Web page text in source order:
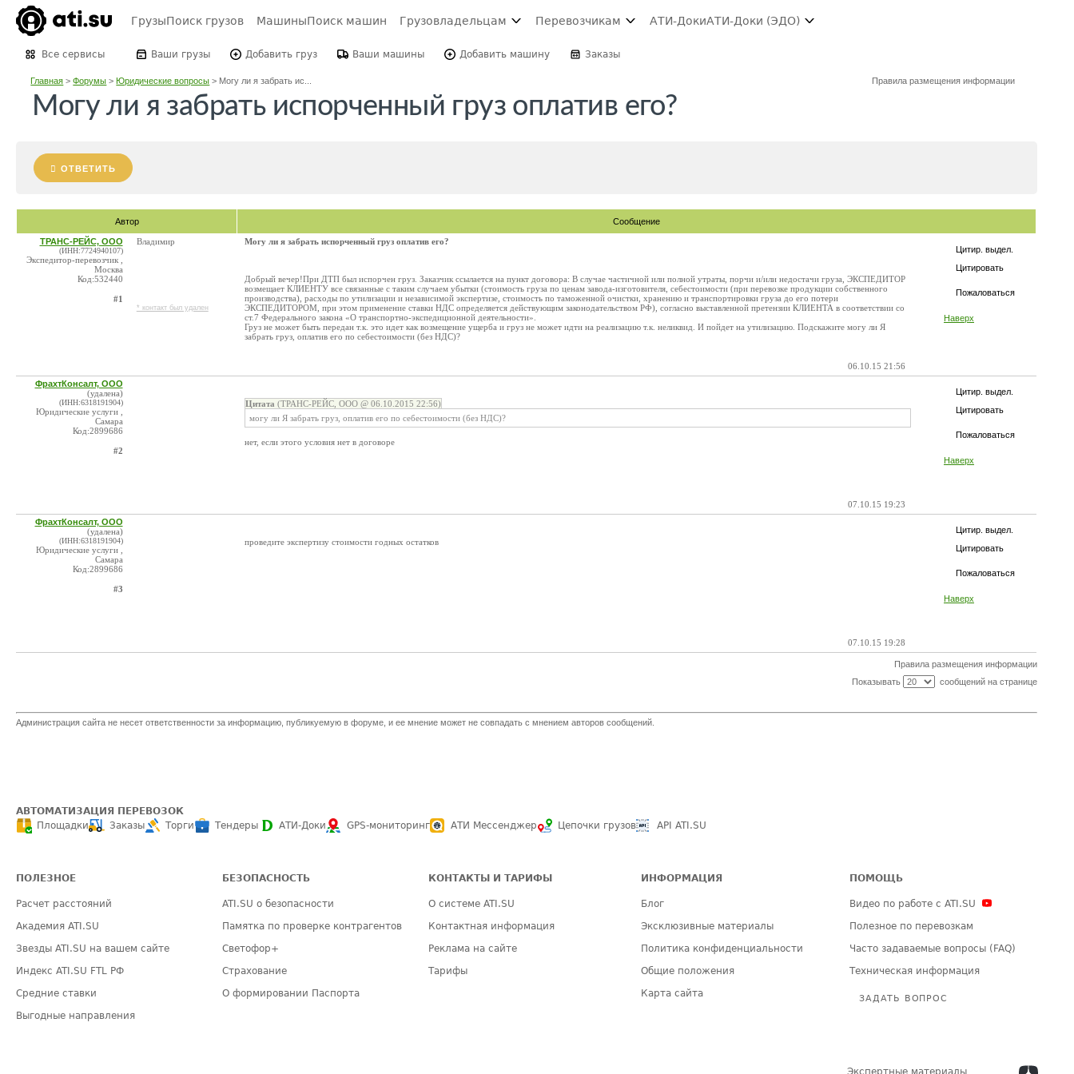
ГрузыПоиск грузов МашиныПоиск машин Грузовладельцам Перевозчикам АТИ-ДокиАТИ-Доки (ЭДО)
Все сервисы Ваши грузы Добавить груз Ваши машины Добавить машину Заказы
Главная >Форумы >Юридические вопросы > Могу ли я забрать ис... Правила размещения информации
Могу ли я забрать испорченный груз оплатив его?
ОТВЕТИТЬ
Автор Сообщение
Цитир. выдел.
Цитировать
Пожаловаться
Наверх
ТРАНС-РЕЙС, ООО
(ИНН:7724940107)
Экспедитор-перевозчик ,
Москва
Код:532440
#1
Владимир
* контакт был удален
Могу ли я забрать испорченный груз оплатив его?
Добрый вечер!При ДТП был испорчен груз. Заказчик ссылается на пункт договора: В случае частичной или полной утраты, порчи и/или недостачи груза, ЭКСПЕДИТОР
возмещает КЛИЕНТУ все связанные с таким случаем убытки (стоимость груза по ценам завода-изготовителя, себестоимости (при перевозке продукции собственного
производства), расходы по утилизации и независимой экспертизе, стоимость по таможенной очистки, хранению и транспортировки груза до его потери
ЭКСПЕДИТОРОМ, при этом применение ставки НДС определяется действующим законодательством РФ), согласно выставленной претензии КЛИЕНТА в соответствии со
ст.7 Федерального закона «О транспортно-экспедиционной деятельности».
Груз не может быть передан т.к. это идет как возмещение ущерба и груз не может идти на реализацию т.к. неликвид. И пойдет на утилизацию. Подскажите могу ли Я
забрать груз, оплатив его по себестоимости (без НДС)?
06.10.15 21:56
Цитир. выдел.
Цитировать
Пожаловаться
Наверх
ФрахтКонсалт, ООО
(удалена)
(ИНН:6318191904)
Юридические услуги ,
Самара
Код:2899686
#2
Цитата (ТРАНС-РЕЙС, ООО @ 06.10.2015 22:56)
могу ли Я забрать груз, оплатив его по себестоимости (без НДС)?
нет, если этого условия нет в договоре
07.10.15 19:23
Цитир. выдел.
Цитировать
Пожаловаться
Наверх
ФрахтКонсалт, ООО
(удалена)
(ИНН:6318191904)
Юридические услуги ,
Самара
Код:2899686
#3
проведите экспертизу стоимости годных остатков
07.10.15 19:28
Правила размещения информации
Показывать
сообщений на странице
Администрация сайта не несет ответственности за информацию, публикуемую в форуме, и ее мнение может не совпадать с мнением авторов сообщений.
АВТОМАТИЗАЦИЯ ПЕРЕВОЗОК
Площадки
Заказы Торги Тендеры АТИ-Доки GPS-мониторинг АТИ Мессенджер Цепочки грузов API ATI.SU
ПОЛЕЗНОЕ
Расчет расстояний
Академия ATI.SU
Звезды ATI.SU на вашем сайте
Индекс ATI.SU FTL РФ
Средние ставки
Выгодные направления
БЕЗОПАСНОСТЬ
ATI.SU о безопасности
Памятка по проверке контрагентов
Светофор+
Страхование
О формировании Паспорта
КОНТАКТЫ И ТАРИФЫ
О системе ATI.SU
Контактная информация
Реклама на сайте
Тарифы
ИНФОРМАЦИЯ
Блог
Эксклюзивные материалы
Политика конфиденциальности
Общие положения
Карта сайта
ПОМОЩЬ
Видео по работе с ATI.SU
Полезное по перевозкам
Часто задаваемые вопросы (FAQ)
Техническая информация
ЗАДАТЬ ВОПРОС
Экспертные материалы